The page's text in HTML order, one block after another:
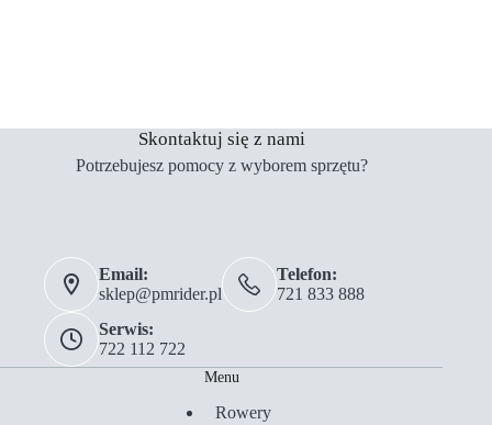
Skontaktuj się z nami
Potrzebujesz pomocy z wyborem sprzętu?
Email:
sklep@pmrider.pl
Telefon:
721 833 888
Serwis:
722 112 722
Menu
Rowery